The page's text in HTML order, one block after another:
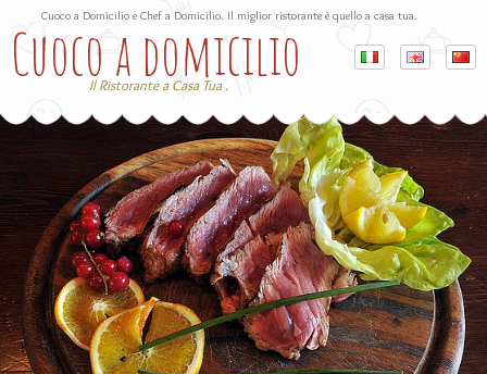
Cuoco a domicilio
Il Ristorante a Casa Tua .
Cuoco a Domicilio e Chef a Domicilio. Il miglior ristorante è quello a casa tua.